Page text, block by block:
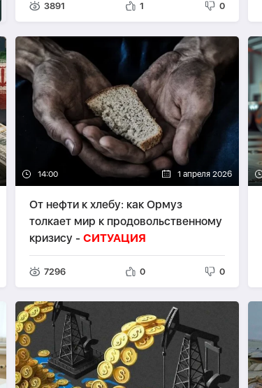
3891 1 0
14:00 1 апреля 2026
От нефти к хлебу: как Ормуз
толкает мир к продовольственному
кризису - СИТУАЦИЯ
7296 0 0